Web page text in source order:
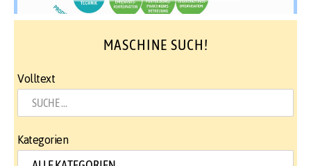
MASCHINE SUCH!
Volltext
Kategorien